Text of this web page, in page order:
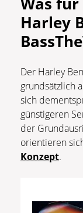
Harley
Der Harley
grundsätzlich
sich
günstigeren
der
orientieren
Konzept.